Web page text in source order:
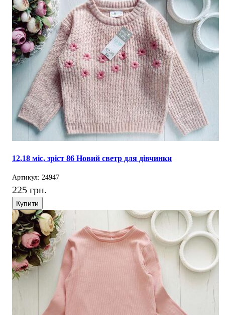
12,18 міс, зріст 86 Новий светр для дівчинки
Артикул: 24947
225 грн.
Купити